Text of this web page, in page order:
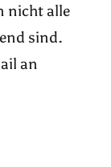
nicht alle
sind.
an